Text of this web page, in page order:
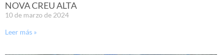
NOVA CREU ALTA
10 de marzo de 2024
Leer más »